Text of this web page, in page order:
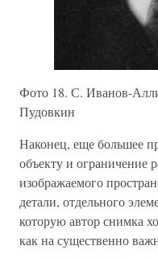
Фото 18. С. Иванов-
Пудовкин
Наконец, еще большее
объекту и ограничение
изображаемого
детали, отдельного
которую автор снимка
как на существенно